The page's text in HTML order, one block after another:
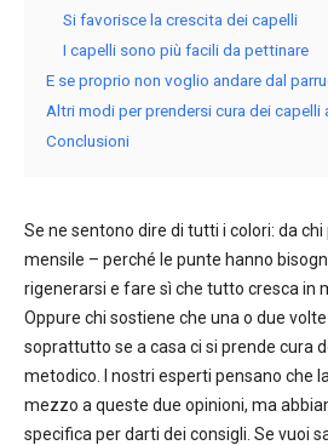
Si favorisce la crescita dei capelli
I capelli sono più facili da pettinare
E se proprio non voglio andare dal
Altri modi per prendersi cura dei capelli
Conclusioni
Se ne sentono dire di tutti i colori: da
mensile – perché le punte hanno
rigenerarsi e fare sì che tutto cresca in
Oppure chi sostiene che una o due
soprattutto se a casa ci si prende cura
metodico. I nostri esperti pensano che
mezzo a queste due opinioni, ma
specifica per darti dei consigli. Se vuoi